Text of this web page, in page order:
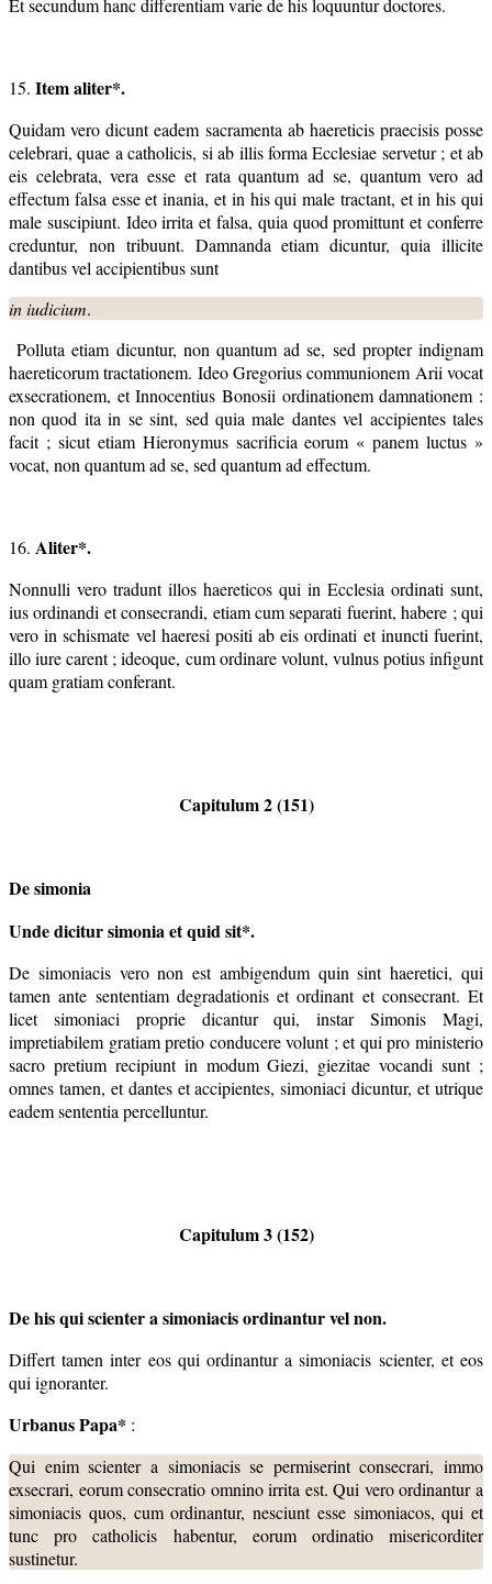
Et secundum hanc differentiam varie de his loquuntur doctores.
15. Item aliter*.
Quidam vero dicunt eadem sacramenta ab haereticis praecisis posse
celebrari, quae a catholicis, si ab illis forma Ecclesiae servetur ; et ab
eis celebrata, vera esse et rata quantum ad se, quantum vero ad
effectum falsa esse et inania, et in his qui male tractant, et in his qui
male suscipiunt. Ideo irrita et falsa, quia quod promittunt et conferre
creduntur, non tribuunt. Damnanda etiam dicuntur, quia illicite
dantibus vel accipientibus sunt
in iudicium.
Polluta etiam dicuntur, non quantum ad se, sed propter indignam
haereticorum tractationem. Ideo Gregorius communionem Arii vocat
exsecrationem, et Innocentius Bonosii ordinationem damnationem :
non quod ita in se sint, sed quia male dantes vel accipientes tales
facit ; sicut etiam Hieronymus sacrificia eorum « panem luctus »
vocat, non quantum ad se, sed quantum ad effectum.
16. Aliter*.
Nonnulli vero tradunt illos haereticos qui in Ecclesia ordinati sunt,
ius ordinandi et consecrandi, etiam cum separati fuerint, habere ; qui
vero in schismate vel haeresi positi ab eis ordinati et inuncti fuerint,
illo iure carent ; ideoque, cum ordinare volunt, vulnus potius infigunt
quam gratiam conferant.
Capitulum 2 (151)
De simonia
Unde dicitur simonia et quid sit*.
De simoniacis vero non est ambigendum quin sint haeretici, qui
tamen ante sententiam degradationis et ordinant et consecrant. Et
licet simoniaci proprie dicantur qui, instar Simonis Magi,
impretiabilem gratiam pretio conducere volunt ; et qui pro ministerio
sacro pretium recipiunt in modum Giezi, giezitae vocandi sunt ;
omnes tamen, et dantes et accipientes, simoniaci dicuntur, et utrique
eadem sententia percelluntur.
Capitulum 3 (152)
De his qui scienter a simoniacis ordinantur vel non.
Differt tamen inter eos qui ordinantur a simoniacis scienter, et eos
qui ignoranter.
Urbanus Papa* :
Qui enim scienter a simoniacis se permiserint consecrari, immo
exsecrari, eorum consecratio omnino irrita est. Qui vero ordinantur a
simoniacis quos, cum ordinantur, nesciunt esse simoniacos, qui et
tunc pro catholicis habentur, eorum ordinatio misericorditer
sustinetur.